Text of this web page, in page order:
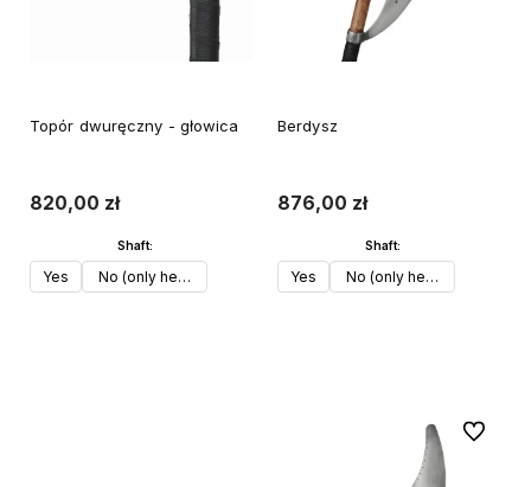
Topór dwuręczny - głowica
820,00 zł
Shaft:
Yes No (only head)
Berdysz
876,00 zł
Shaft:
Yes No (only head)
Do